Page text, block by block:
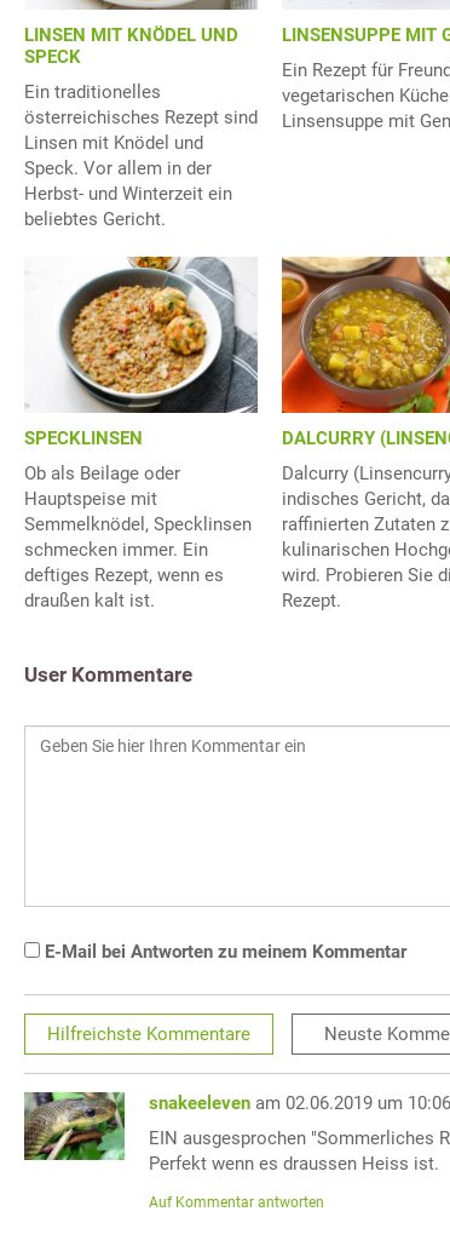
LINSEN MIT KNÖDEL UND
SPECK
Ein traditionelles
österreichisches Rezept sind
Linsen mit Knödel und
Speck. Vor allem in der
Herbst- und Winterzeit ein
beliebtes Gericht.
LINSENSUPPE MIT
Ein Rezept für
vegetarischen
Linsensuppe mit
SPECKLINSEN
Ob als Beilage oder
Hauptspeise mit
Semmelknödel, Specklinsen
schmecken immer. Ein
deftiges Rezept, wenn es
draußen kalt ist.
DALCURRY
Dalcurry
indisches Gericht,
raffinierten Zutaten
kulinarischen
wird. Probieren Sie
Rezept.
User Kommentare
E-Mail bei Antworten zu meinem Kommentar
Hilfreichste Kommentare Neuste
snakeeleven am 02.06.2019 um
EIN ausgesprochen "Sommerliches
Perfekt wenn es draussen Heiss ist.
Auf Kommentar antworten